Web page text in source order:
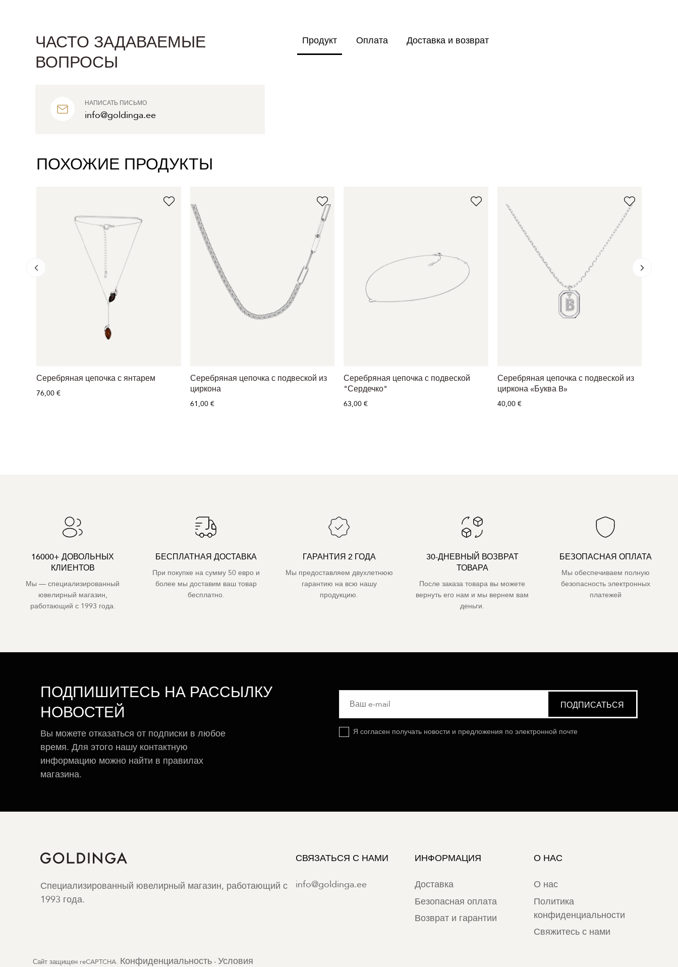
ЧАСТО ЗАДАВАЕМЫЕ
ВОПРОСЫ
НАПИСАТЬ ПИСЬМО
info@goldinga.ee
Продукт Оплата Доставка и возврат
ПОХОЖИЕ ПРОДУКТЫ
Серебряная цепочка с янтарем
76,00 €
Серебряная цепочка с подвеской из
циркона
61,00 €
Серебряная цепочка с подвеской
"Сердечко"
63,00 €
Серебряная цепочка с подвеской из
циркона «Буква B»
40,00 €
16000+ ДОВОЛЬНЫХ
КЛИЕНТОВ
Мы — специализированный
ювелирный магазин,
работающий с 1993 года.
БЕСПЛАТНАЯ ДОСТАВКА
При покупке на сумму 50 евро и
более мы доставим ваш товар
бесплатно.
ГАРАНТИЯ 2 ГОДА
Мы предоставляем двухлетнюю
гарантию на всю нашу
продукцию.
30-ДНЕВНЫЙ ВОЗВРАТ
ТОВАРА
После заказа товара вы можете
вернуть его нам и мы вернем вам
деньги.
БЕЗОПАСНАЯ ОПЛАТА
Мы обеспечиваем полную
безопасность электронных
платежей
ПОДПИШИТЕСЬ НА РАССЫЛКУ
НОВОСТЕЙ
Вы можете отказаться от подписки в любое
время. Для этого нашу контактную
информацию можно найти в правилах
магазина.
Я согласен получать новости и предложения по электронной почте
Специализированный ювелирный магазин, работающий с
1993 года.
СВЯЗАТЬСЯ С НАМИ
info@goldinga.ee
ИНФОРМАЦИЯ
Доставка
Безопасная оплата
Возврат и гарантии
О НАС
О нас
Политика
конфиденциальности
Свяжитесь с нами
Сайт защищен reCAPTCHA. Конфиденциальность - Условия